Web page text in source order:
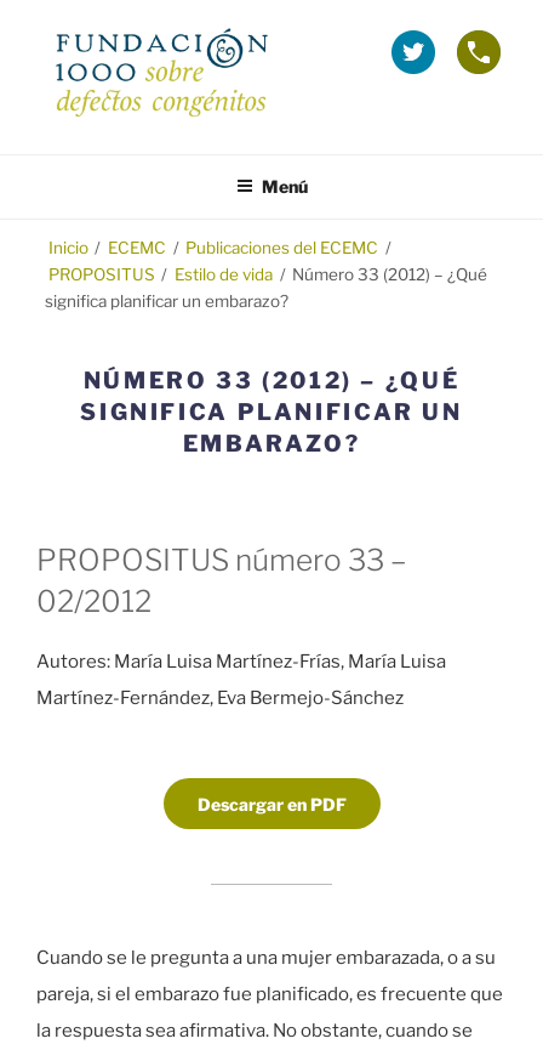
contenido
La
Fundación
ventana
Menú
Inicio / ECEMC / Publicaciones del ECEMC /
PROPOSITUS / Estilo de vida / Número 33 (2012) – ¿Qué
significa planificar un embarazo?
NÚMERO 33 (2012) – ¿QUÉ
SIGNIFICA PLANIFICAR UN
EMBARAZO?
PROPOSITUS número 33 –
02/2012
Autores: María Luisa Martínez-Frías, María Luisa
Martínez-Fernández, Eva Bermejo-Sánchez
Descargar en PDF
Cuando se le pregunta a una mujer embarazada, o a su
pareja, si el embarazo fue planificado, es frecuente que
la respuesta sea afirmativa. No obstante, cuando se